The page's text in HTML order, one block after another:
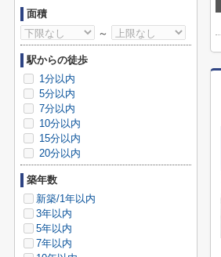
面積
～
駅からの徒歩
1分以内
5分以内
7分以内
10分以内
15分以内
20分以内
築年数
新築/1年以内
3年以内
5年以内
7年以内